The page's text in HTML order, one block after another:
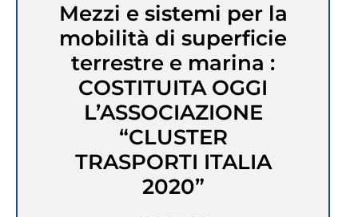
Mezzi e sistemi per la
mobilità di superficie
terrestre e marina :
COSTITUITA OGGI
L’ASSOCIAZIONE
“CLUSTER
TRASPORTI ITALIA
2020”